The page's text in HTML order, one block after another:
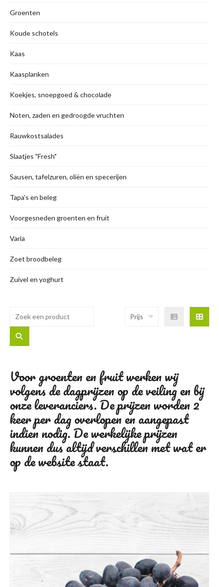
Groenten
Koude schotels
Kaas
Kaasplanken
Koekjes, snoepgoed & chocolade
Noten, zaden en gedroogde vruchten
Rauwkostsalades
Slaatjes "Fresh"
Sausen, tafelzuren, oliën en specerijen
Tapa's en beleg
Voorgesneden groenten en fruit
Varia
Zoet broodbeleg
Zuivel en yoghurt
Prijs
Voor groenten en fruit werken wij
volgens de dagprijzen op de veiling en bij
onze leveranciers. De prijzen worden 2
keer per dag overlopen en aangepast
indien nodig. De werkelijke prijzen
kunnen dus altijd verschillen met wat er
op de website staat.